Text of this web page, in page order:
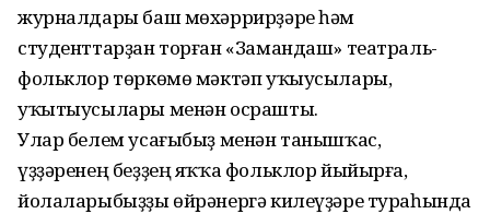
журналдары баш мөхәррирҙәре һәм
студенттарҙан торған «Замандаш» театраль-
фольклор төркөмө мәктәп уҡыусылары,
уҡытыусылары менән осрашты.
Улар белем усағыбыҙ менән танышҡас,
үҙҙәренең беҙҙең яҡҡа фольклор йыйырға,
йолаларыбыҙҙы өйрәнергә килеүҙәре тураһында